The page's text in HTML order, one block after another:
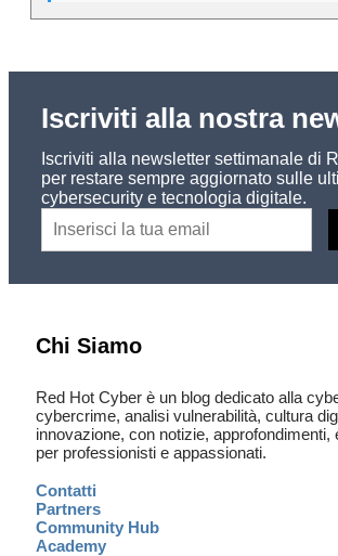
Iscriviti alla nostra
Iscriviti alla newsletter settimanale di
per restare sempre aggiornato sulle
cybersecurity e tecnologia digitale.
Chi Siamo
Red Hot Cyber è un blog dedicato alla
cybercrime, analisi vulnerabilità, cultura
innovazione, con notizie, approfondimenti,
per professionisti e appassionati.
Contatti
Partners
Community Hub
Academy